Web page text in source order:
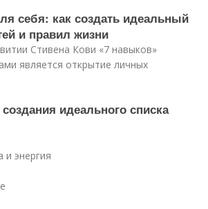
себя: как создать идеальный
и правил жизни
Стивена Кови «7 навыков»
является открытие личных
идеального списка
и энергия